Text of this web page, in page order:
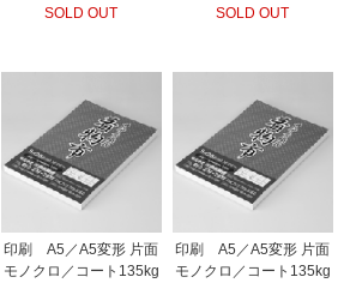
SOLD OUT
SOLD OUT
印刷 A5／A5変形 片面
モノクロ／コート135kg
印刷 A5／A5変形 片面
モノクロ／コート135kg